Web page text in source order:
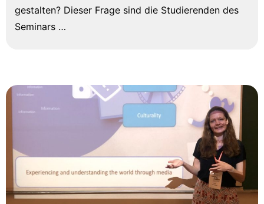
gestalten? Dieser Frage sind die Studierenden des
Seminars …